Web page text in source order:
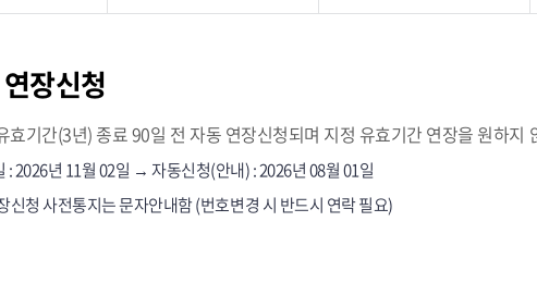
장신청
효기간(3년) 종료 90일 전 자동 연장신청되며 지정 유효기간 연장을 원하지
: 2026년 11월 02일 → 자동신청(안내) : 2026년 08월 01일
신청 사전통지는 문자안내함 (번호변경 시 반드시 연락 필요)